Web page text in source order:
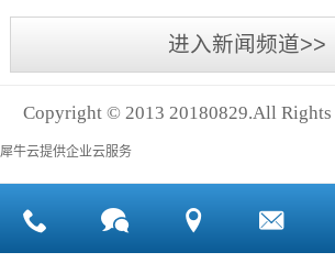
览城是本次峰
区域，主要囊
心、国际博览
双塔酒店和地
奇想花园、探
湾、明日世界
开神秘面纱。
球接待人数最
园！ 位于浦
进入新闻频道>>
Copyright © 2013 20180829.All Rights
犀牛云提供企业云服务